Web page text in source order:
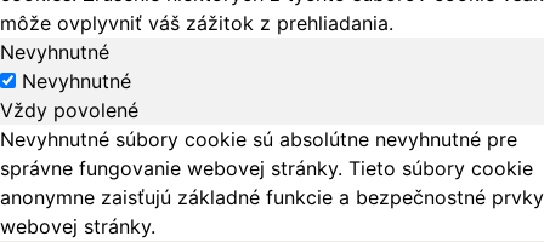
môže ovplyvniť váš zážitok z prehliadania.
Nevyhnutné
Nevyhnutné
Vždy povolené
Nevyhnutné súbory cookie sú absolútne nevyhnutné pre
správne fungovanie webovej stránky. Tieto súbory cookie
anonymne zaisťujú základné funkcie a bezpečnostné prvky
webovej stránky.